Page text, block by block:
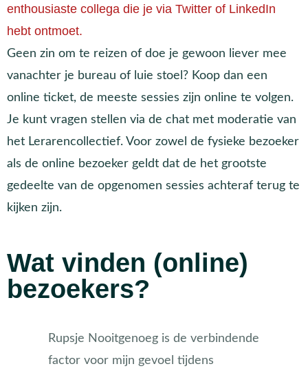
Helma Oolbekkink & Maaike Nap
Marita Eskes
Naomi Smits en Esther Stol
Meike Korpershoek & Monica Koster 1:24
Kim Lijbers, Elise Samsen & Kim Smeets
enthousiaste collega die je via Twitter of LinkedIn
hebt ontmoet.
Geen zin om te reizen of doe je gewoon liever mee
vanachter je bureau of luie stoel? Koop dan een
online ticket, de meeste sessies zijn online te volgen.
Je kunt vragen stellen via de chat met moderatie van
het Lerarencollectief. Voor zowel de fysieke bezoeker
als de online bezoeker geldt dat de het grootste
gedeelte van de opgenomen sessies achteraf terug te
kijken zijn.
Wat vinden (online)
bezoekers?
Rupsje Nooitgenoeg is de verbindende
factor voor mijn gevoel tijdens